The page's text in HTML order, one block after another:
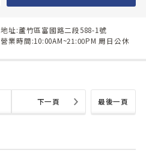
地址:蘆竹區富國路二段588-1號
營業時間:10:00AM~21:00PM 周日公休
最後一頁
下一頁